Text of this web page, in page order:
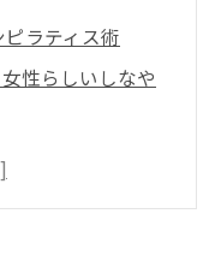
ラティス術
性らしいしなや
ィスが女性の美